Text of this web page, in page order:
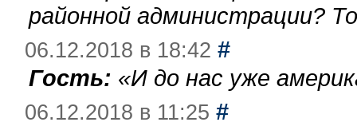
районной администрации?
06.12.2018 в 18:42 #
Гость: «И до нас уже
06.12.2018 в 11:25 #